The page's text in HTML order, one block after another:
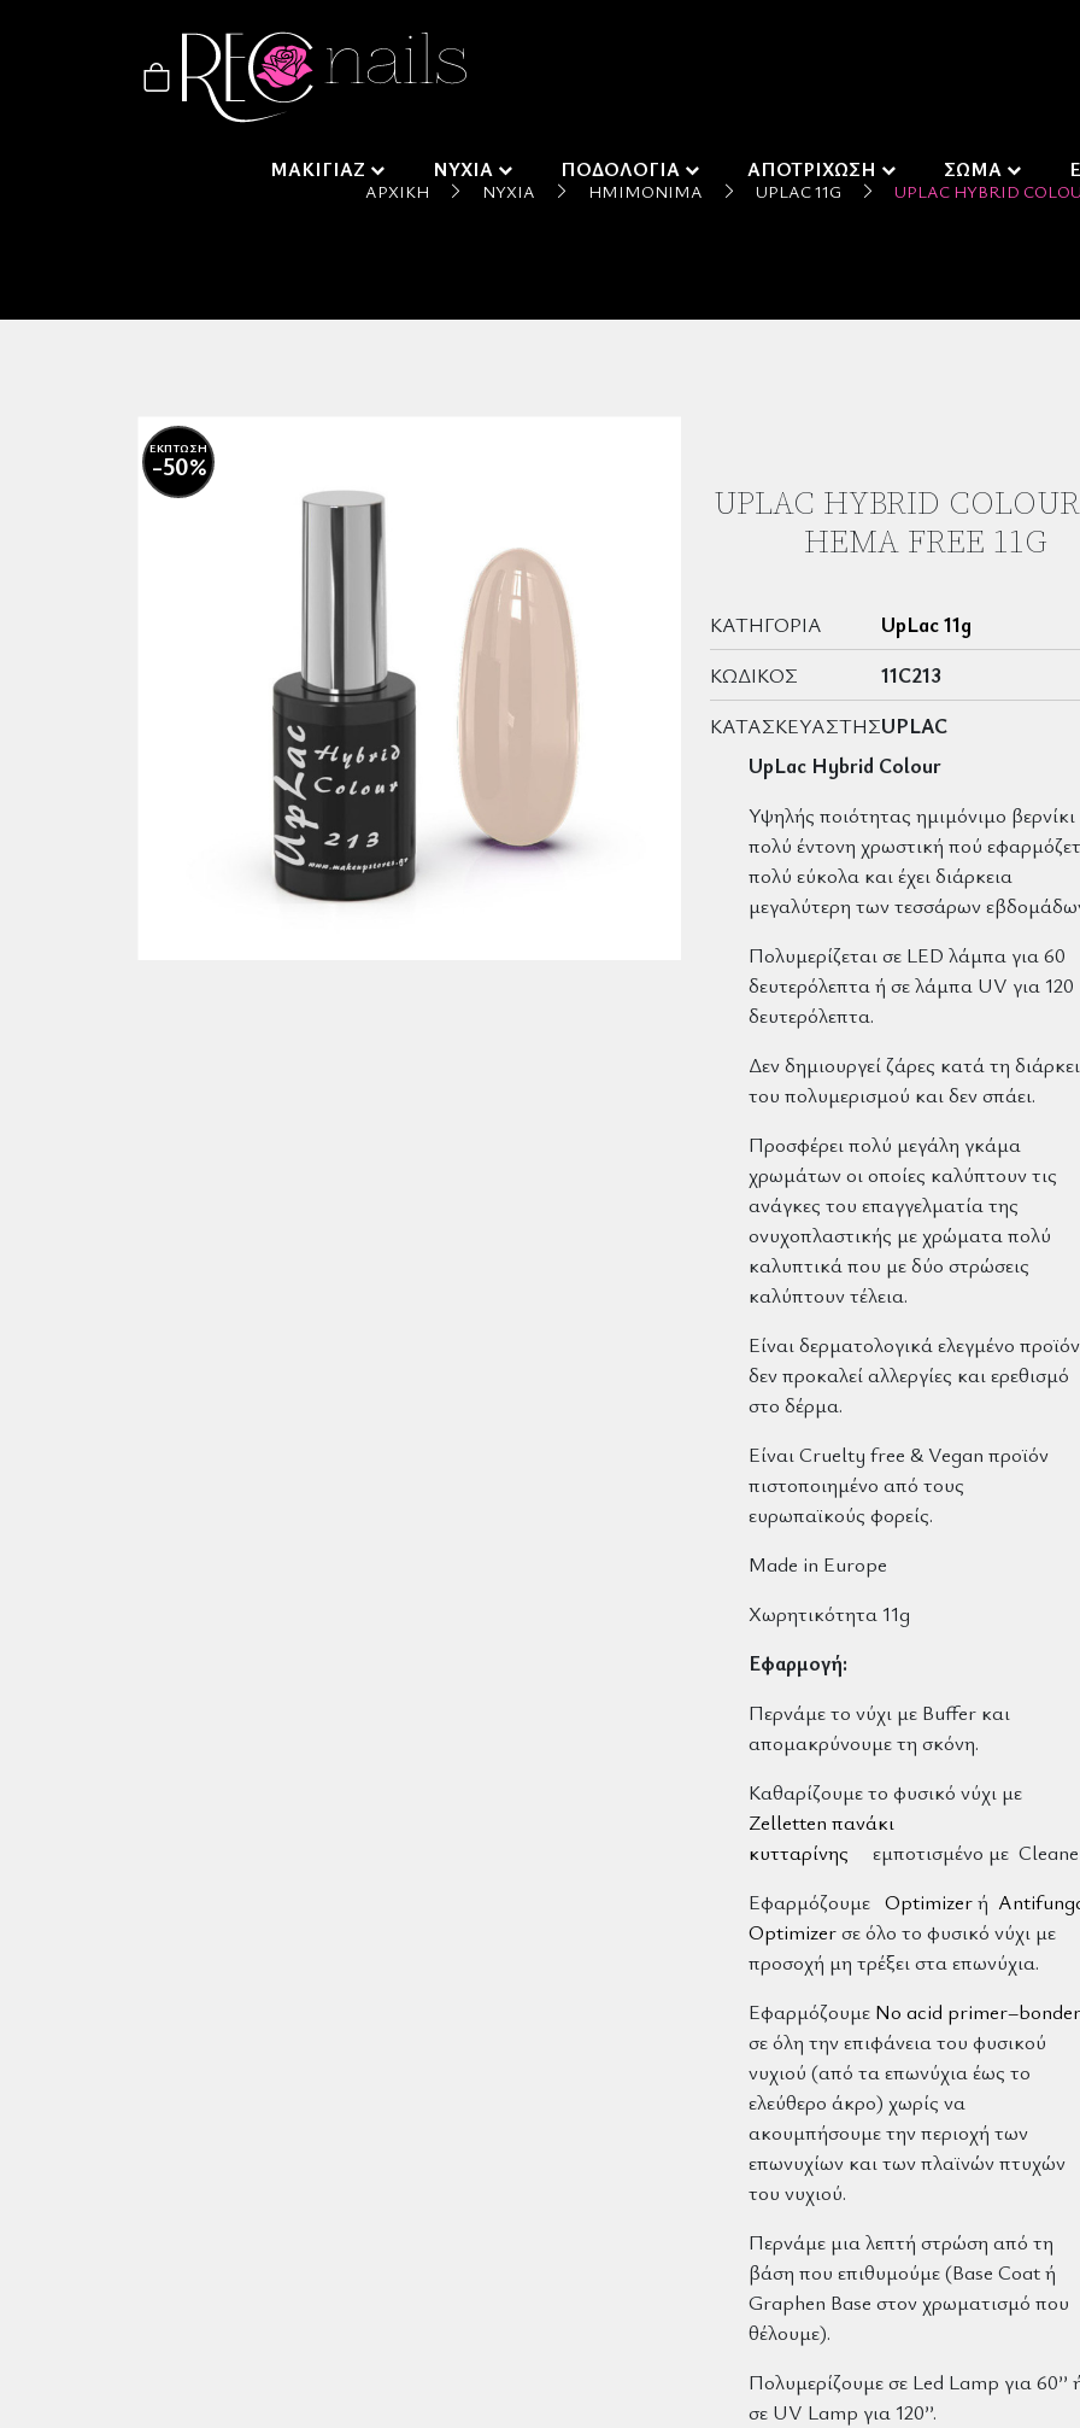
ΜΑΚΙΓΙΑΖ ΝΥΧΙΑ ΠΟΔΟΛΟΓΙΑ ΑΠΟΤΡΙΧΩΣΗ ΣΩΜΑ
ΑΡΧΙΚΉ ΝΎΧΙΑ ΗΜΙΜΌΝΙΜΑ UPLAC 11G UPLAC HYBRID
ΕΚΠΤΩΣΗ
-50%
UPLAC HYBRID
HEMA FREE 11G
ΚΑΤΗΓΟΡΊΑ
UpLac 11g
ΚΩΔΙΚΌΣ
11C213
ΚΑΤΑΣΚΕΥΑΣΤΉΣUPLAC
UpLac Hybrid Colour
Υψηλής ποιότητας ημιμόνιμο
πολύ έντονη χρωστική πού
πολύ εύκολα και έχει διάρκεια
μεγαλύτερη των τεσσάρων
Πολυμερίζεται σε LED λάμπα για 60
δευτερόλεπτα ή σε λάμπα UV για 120
δευτερόλεπτα.
Δεν δημιουργεί ζάρες κατά τη
του πολυμερισμού και δεν σπάει.
Προσφέρει πολύ μεγάλη γκάμα
χρωμάτων οι οποίες καλύπτουν τις
ανάγκες του επαγγελματία της
ονυχοπλαστικής με χρώματα πολύ
καλυπτικά που με δύο στρώσεις
καλύπτουν τέλεια.
Είναι δερματολογικά ελεγμένο
δεν προκαλεί αλλεργίες και ερεθισμό
στο δέρμα.
Είναι Cruelty free & Vegan προϊόν
πιστοποιημένο από τους
ευρωπαϊκούς φορείς.
Made in Europe
Χωρητικότητα 11g
Εφαρμογή:
Περνάμε το νύχι με Buffer και
απομακρύνουμε τη σκόνη.
Καθαρίζουμε το φυσικό νύχι με
Zelletten πανάκι
κυτταρίνης εμποτισμένο με
Εφαρμόζουμε Optimizerή
Optimizerσε όλο το φυσικό νύχι με
προσοχή μη τρέξει στα επωνύχια.
Εφαρμόζουμε No acid primer–bonder
σε όλη την επιφάνεια του φυσικού
νυχιού (από τα επωνύχια έως το
ελεύθερο άκρο) χωρίς να
ακουμπήσουμε την περιοχή των
επωνυχίων και των πλαϊνών πτυχών
του νυχιού.
Περνάμε μια λεπτή στρώση από τη
βάση που επιθυμούμε (Base Coat ή
Graphen Base στον χρωματισμό που
θέλουμε).
Πολυμερίζουμε σε Led Lamp για 60’’
σε UV Lamp για 120’’.